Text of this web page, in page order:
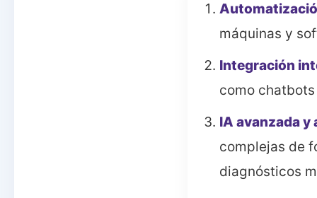
máquinas y
Integración
como
IA avanzada y
complejas de
diagnósticos